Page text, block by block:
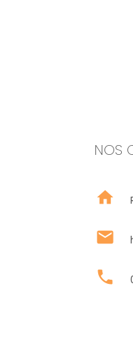
NOS
home
mail
phone